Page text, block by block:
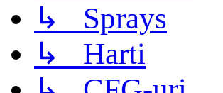
↳ Sprays
↳ Harti